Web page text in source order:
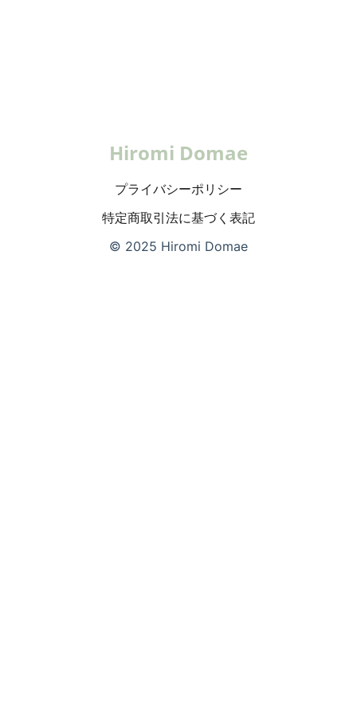
Hiromi Domae
プライバシーポリシー
特定商取引法に基づく表記
© 2025 Hiromi Domae